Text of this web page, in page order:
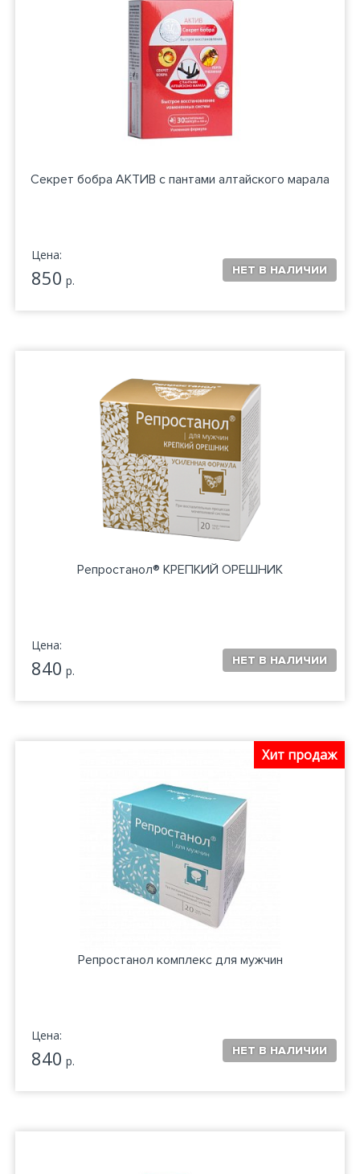
Секрет бобра АКТИВ с пантами алтайского марала
Цена:
850 р.
Репростанол® КРЕПКИЙ ОРЕШНИК
Цена:
840 р.
Хит продаж
Репростанол комплекс для мужчин
Цена:
840 р.